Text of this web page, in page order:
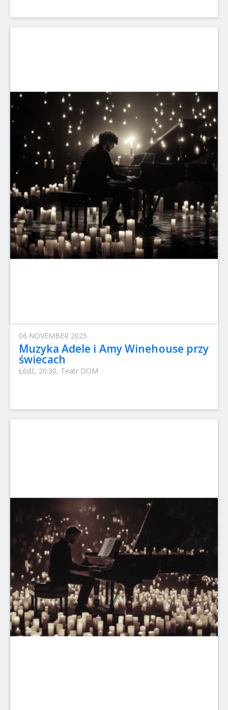
06 NOVEMBER 2025
Muzyka Adele i Amy Winehouse przy
świecach
Łódź, 20:30, Teatr DOM